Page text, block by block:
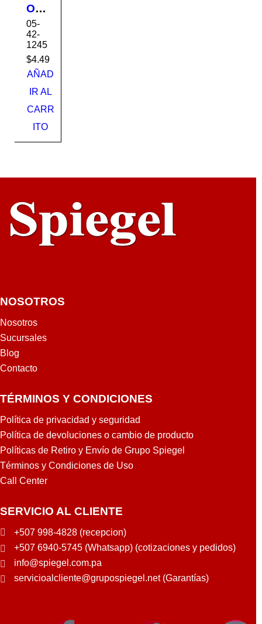
O
CO
NS
TR
UC
CIÓ
N
18X
260'
642
05-
42-
1245
$4.49
AÑAD
IR AL
CARR
ITO
NOSOTROS
Nosotros
Sucursales
Blog
Contacto
TÉRMINOS Y CONDICIONES
Política de privacidad y seguridad
Política de devoluciones o cambio de producto
Políticas de Retiro y Envío de Grupo Spiegel
Términos y Condiciones de Uso
Call Center
SERVICIO AL CLIENTE
+507 998-4828 (recepcion)
+507 6940-5745 (Whatsapp) (cotizaciones y pedidos)
info@spiegel.com.pa
servicioalcliente@grupospiegel.net (Garantías)